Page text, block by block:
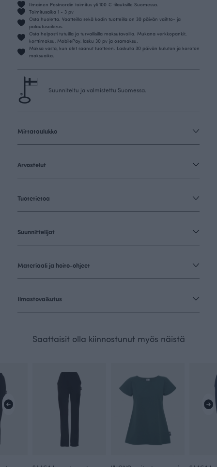
Ilmainen Postnordin toimitus yli 100 € tilauksille Suomessa.
Toimitusaika 1 - 3 pv
Osta huoletta. Vaatteilla sekä kodin tuotteilla on 30 päivän vaihto- ja
palautusoikeus.
Osta helposti tutuilla ja turvallisilla maksutavoilla. Mukana verkkopankit,
korttimaksu, MobilePay, lasku 30 pv ja osamaksu.
Maksa vasta, kun olet saanut tuotteen. Laskulla 30 päivän kuluton ja koroton
maksuaika.
Suunniteltu ja valmistettu Suomessa.
Mittataulukko
Arvostelut
Tuotetietoa
Suunnittelijat
Materiaali ja hoito-ohjeet
Ilmastovaikutus
Saattaisit olla kiinnostunut myös näistä